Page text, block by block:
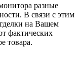
разные
В связи с этим
на Вашем
фактических
товара.